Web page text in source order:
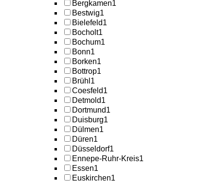
Bergkamen1
Bestwig1
Bielefeld1
Bocholt1
Bochum1
Bonn1
Borken1
Bottrop1
Brühl 1
Coesfeld1
Detmold1
Dortmund1
Duisburg1
Dülmen1
Düren1
Düsseldorf1
Ennepe-Ruhr-Kreis1
Essen1
Euskirchen1